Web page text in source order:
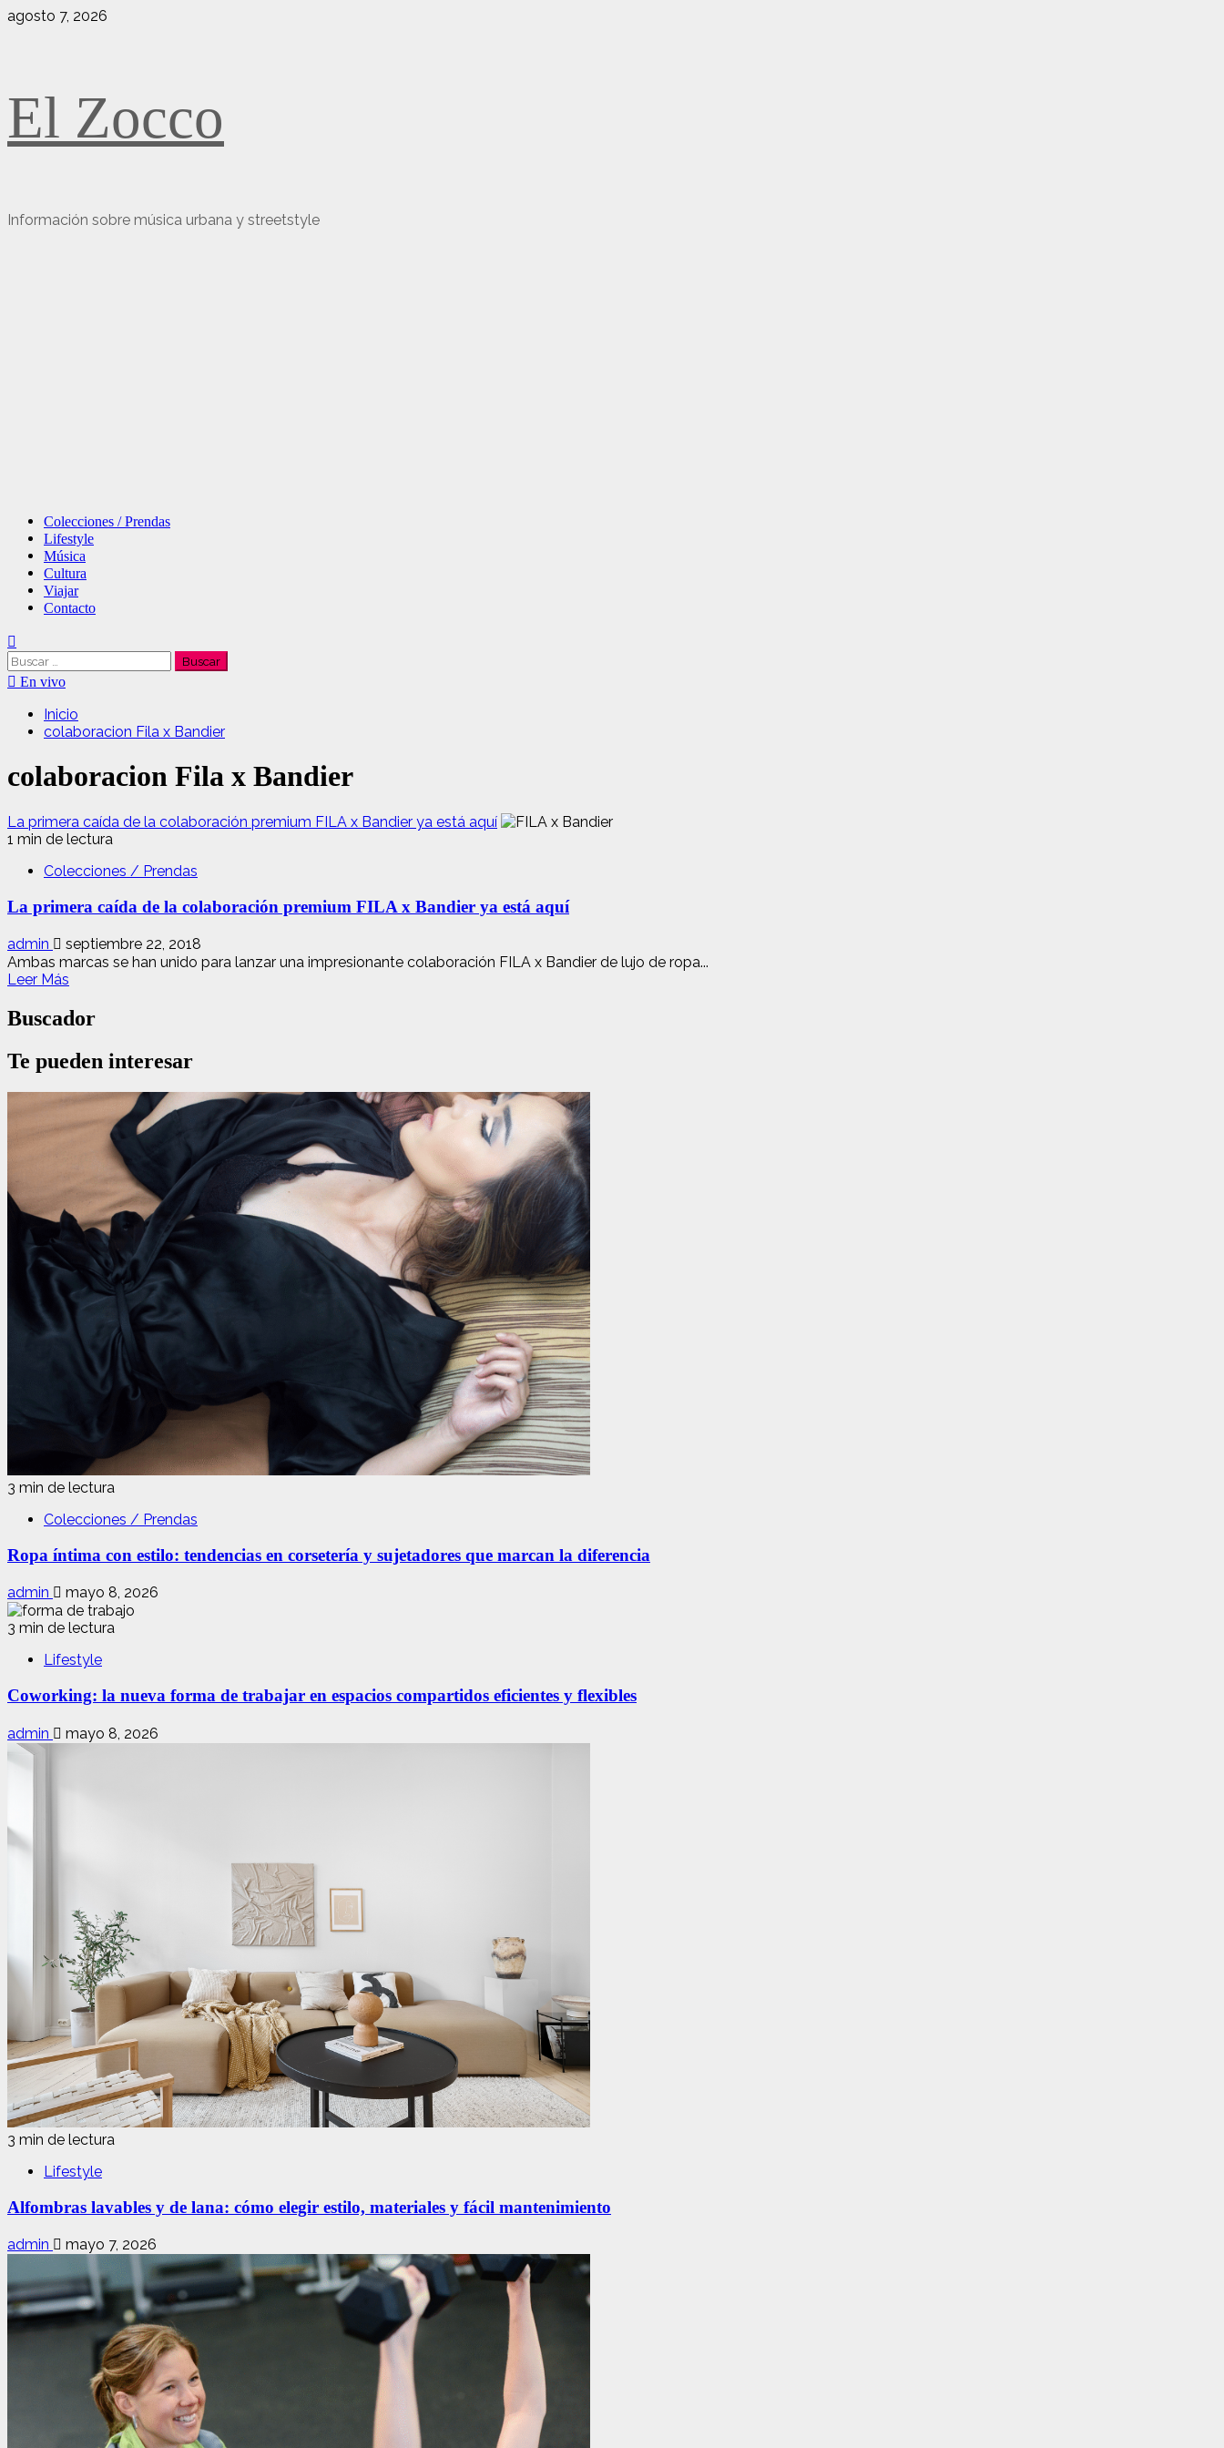
Saltar
agosto 7, 2026
El Zocco
Información sobre música urbana y streetstyle
Menú
principal
Colecciones / Prendas
Lifestyle
Música
Cultura
Viajar
Contacto
Buscar:
En vivo
Inicio
colaboracion Fila x Bandier
colaboracion Fila x Bandier
La primera caída de la colaboración premium FILA x Bandier ya está aquí
1 min de lectura
Colecciones / Prendas
La primera caída de la colaboración premium FILA x Bandier ya está aquí
admin
septiembre 22, 2018
Ambas marcas se han unido para lanzar una impresionante colaboración FILA x Bandier de lujo de ropa...
Leer Más
acerca
de
primera
de
colaboración
premium
x
Bandier
ya
aquí
Buscador
Te pueden interesar
3 min de lectura
Colecciones / Prendas
Ropa íntima con estilo: tendencias en corsetería y sujetadores que marcan la diferencia
admin mayo 8, 2026
3 min de lectura
Lifestyle
Coworking: la nueva forma de trabajar en espacios compartidos eficientes y flexibles
admin mayo 8, 2026
3 min de lectura
Lifestyle
Alfombras lavables y de lana: cómo elegir estilo, materiales y fácil mantenimiento
admin mayo 7, 2026